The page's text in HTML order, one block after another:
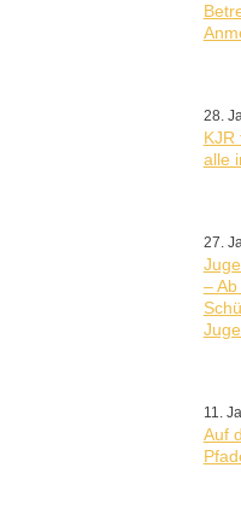
28.
KJR
alle
27.
–
11.
Auf